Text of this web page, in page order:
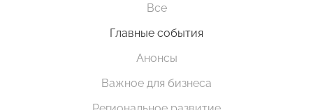
Все
Главные события
Анонсы
Важное для бизнеса